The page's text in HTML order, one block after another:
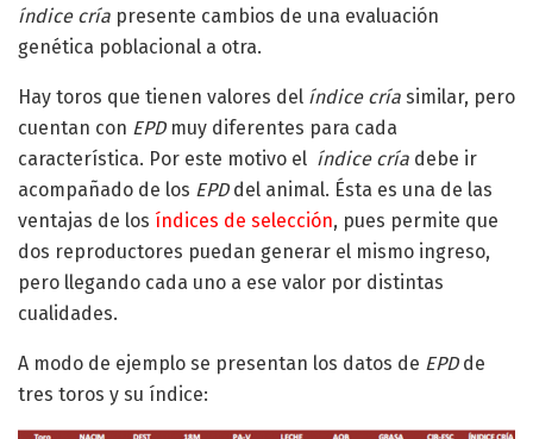
índice cría presente cambios de una evaluación
genética poblacional a otra.
Hay toros que tienen valores del índice cría similar, pero
cuentan con EPDmuy diferentes para cada
característica. Por este motivo el índice cría debe ir
acompañado de los EPDdel animal. Ésta es una de las
ventajas de los índices de selección, pues permite que
dos reproductores puedan generar el mismo ingreso,
pero llegando cada uno a ese valor por distintas
cualidades.
A modo de ejemplo se presentan los datos de EPDde
tres toros y su índice: